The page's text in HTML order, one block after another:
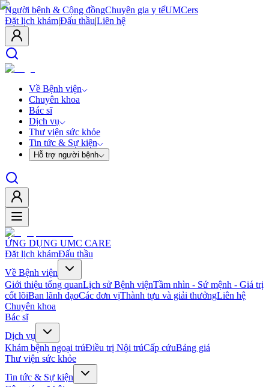
Người bệnh & Cộng đồngChuyên gia y tếUMCers
Đặt lịch khám|Đấu thầu|Liên hệ
Về Bệnh viện
Chuyên khoa
Bác sĩ
Dịch vụ
Thư viện sức khỏe
Tin tức & Sự kiện
Hỗ trợ người bệnh
ỨNG DỤNG UMC CARE
Đặt lịch khámĐấu thầu
Về Bệnh viện
Giới thiệu tổng quanLịch sử Bệnh việnTầm nhìn - Sứ mệnh - Giá trị
cốt lõiBan lãnh đạoCác đơn vịThành tựu và giải thưởngLiên hệ
Chuyên khoa
Bác sĩ
Dịch vụ
Khám bệnh ngoại trúĐiều trị Nội trúCấp cứuBảng giá
Thư viện sức khỏe
Tin tức & Sự kiện